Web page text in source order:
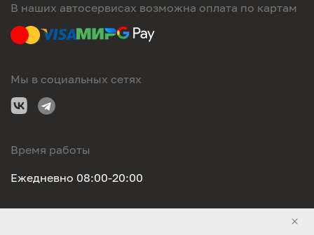
В наших автосервисах возможна оплата по картам
Мы в социальных сетях
Время работы
Ежедневно 08:00-20:00